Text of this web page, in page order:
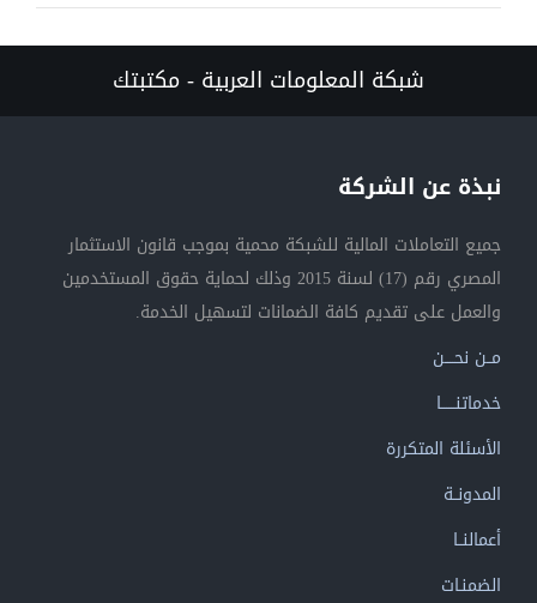
شبكة المعلومات العربية - مكتبتك
نبذة عن الشركة
جميع التعاملات المالية للشبكة محمية بموجب قانون الاستثمار
المصري رقم (17) لسنة 2015 وذلك لحماية حقوق المستخدمين
والعمل على تقديم كافة الضمانات لتسهيل الخدمة.
مــن نحــــن
خدماتنــــــا
الأسئلة المتكررة
المدونــة
أعمالنــا
الضمنـات